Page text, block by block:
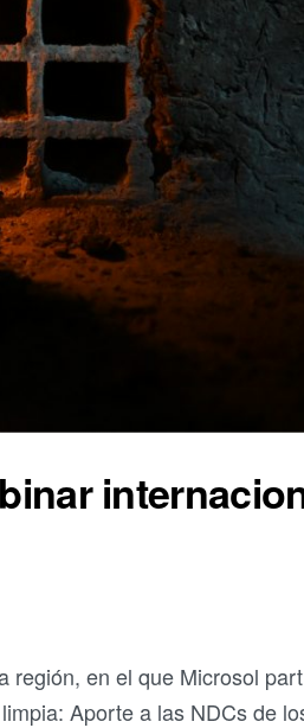
región, en el que Microsol
Aporte a las NDCs de